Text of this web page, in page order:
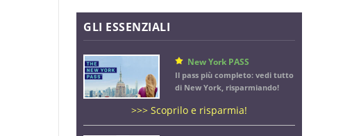
GLI ESSENZIALI
New York PASS
Il pass più completo: vedi tutto
di New York, risparmiando!
>>> Scoprilo e risparmia!